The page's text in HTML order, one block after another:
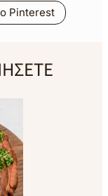
Pinterest